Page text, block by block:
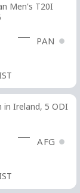
Men's T20I
PAN
in Ireland, 5 ODI
AFG